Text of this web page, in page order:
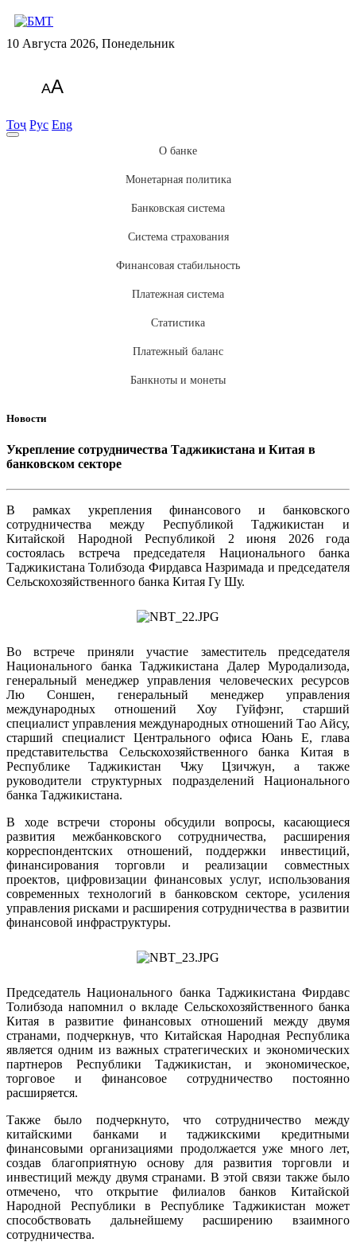
10 Августа 2026, Понедельник
AA
Тоҷ Рус Eng
О банке
Монетарная политика
Банковская система
Система страхования
Финансовая стабильность
Платежная система
Статистика
Платежный баланс
Банкноты и монеты
Новости
Укрепление сотрудничества Таджикистана и Китая в
банковском секторе
В рамках укрепления финансового и банковского
сотрудничества между Республикой Таджикистан и
Китайской Народной Республикой 2 июня 2026 года
состоялась встреча председателя Национального банка
Таджикистана Толибзода Фирдавса Назримада и председателя
Сельскохозяйственного банка Китая Гу Шу.
Во встрече приняли участие заместитель председателя
Национального банка Таджикистана Далер Муродализода,
генеральный менеджер управления человеческих ресурсов
Лю Соншен, генеральный менеджер управления
международных отношений Хоу Гуйфэнг, старший
специалист управления международных отношений Тао Айсу,
старший специалист Центрального офиса Юань Е, глава
представительства Сельскохозяйственного банка Китая в
Республике Таджикистан Чжу Цзичжун, а также
руководители структурных подразделений Национального
банка Таджикистана.
В ходе встречи стороны обсудили вопросы, касающиеся
развития межбанковского сотрудничества, расширения
корреспондентских отношений, поддержки инвестиций,
финансирования торговли и реализации совместных
проектов, цифровизации финансовых услуг, использования
современных технологий в банковском секторе, усиления
управления рисками и расширения сотрудничества в развитии
финансовой инфраструктуры.
Председатель Национального банка Таджикистана Фирдавс
Толибзода напомнил о вкладе Сельскохозяйственного банка
Китая в развитие финансовых отношений между двумя
странами, подчеркнув, что Китайская Народная Республика
является одним из важных стратегических и экономических
партнеров Республики Таджикистан, и экономическое,
торговое и финансовое сотрудничество постоянно
расширяется.
Также было подчеркнуто, что сотрудничество между
китайскими банками и таджикскими кредитными
финансовыми организациями продолжается уже много лет,
создав благоприятную основу для развития торговли и
инвестиций между двумя странами. В этой связи также было
отмечено, что открытие филиалов банков Китайской
Народной Республики в Республике Таджикистан может
способствовать дальнейшему расширению взаимного
сотрудничества.